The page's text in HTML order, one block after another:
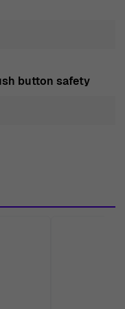
veiligheid. Met
dit horloge praktisch
of geniet van een
horloge is het
vrouwelijkheid te
in elk
Horloge bij
te
van onze
zodat je luxe
aankomt. We bieden
button safety